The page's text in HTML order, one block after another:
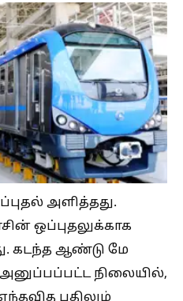
அளித்தது.
ஒப்புதலுக்காக
கடந்த ஆண்டு மே
நிலையில்,
பதிலும்